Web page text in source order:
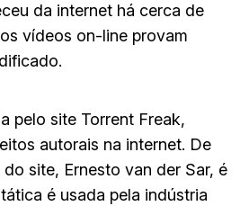
da internet há cerca de
vídeos on-line provam
pelo site Torrent Freak,
autorais na internet. De
site, Ernesto van der Sar, é
é usada pela indústria